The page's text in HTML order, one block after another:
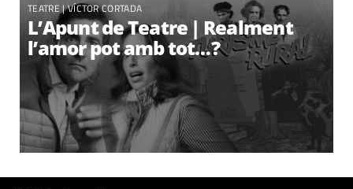
TEATRE |VÍCTOR CORTADA
L’Apunt de Teatre | Realment
l’amor pot amb tot…?